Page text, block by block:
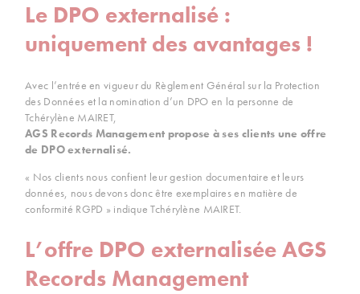
Le DPO externalisé :
uniquement des avantages !
Avec l’entrée en vigueur du Règlement Général sur la Protection
des Données et la nomination d’un DPO en la personne de
Tchérylène MAIRET,
AGS Records Management propose à ses clients une offre
de DPO externalisé.
« Nos clients nous confient leur gestion documentaire et leurs
données, nous devons donc être exemplaires en matière de
conformité RGPD » indique Tchérylène MAIRET.
L’offre DPO externalisée AGS
Records Management